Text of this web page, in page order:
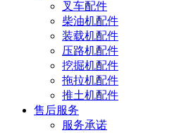
叉车配件
柴油机配件
装载机配件
压路机配件
挖掘机配件
拖拉机配件
推土机配件
售后服务
服务承诺